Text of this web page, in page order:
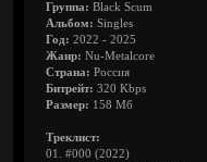
Группа: Black Scum
Альбом: Singles
Год: 2022 - 2025
Жанр: Nu-Metalcore
Страна: Россия
Битрейт: 320 Kbps
Размер: 158 Mб
Треклист:
01. #000 (2022)